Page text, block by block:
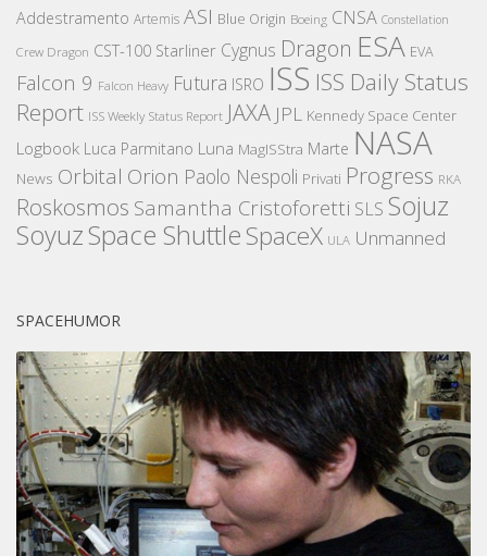
Addestramento Artemis ASI Blue Origin Boeing CNSA Constellation
Crew Dragon CST-100 Starliner Cygnus Dragon ESA EVA
Falcon 9 Falcon Heavy Futura ISRO ISS ISS Daily Status
Report ISS Weekly Status Report JAXA JPL Kennedy Space Center
Logbook Luca Parmitano Luna MagISStra Marte NASA
News Orbital Orion Paolo Nespoli Privati Progress RKA
Roskosmos Samantha Cristoforetti SLS Sojuz
SoyuzSpace ShuttleSpaceX ULA Unmanned
SPACEHUMOR